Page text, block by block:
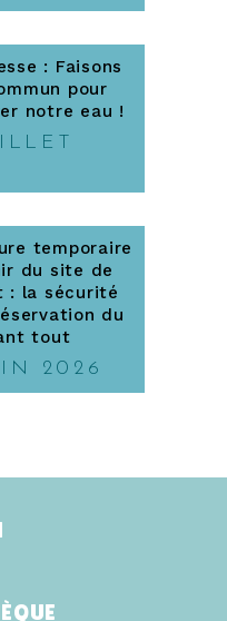
: Faisons
pour
notre eau !
temporaire
du site de
: la sécurité
du
tout
2026